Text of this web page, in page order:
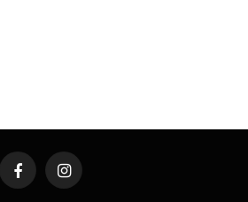
FacebookInstagram